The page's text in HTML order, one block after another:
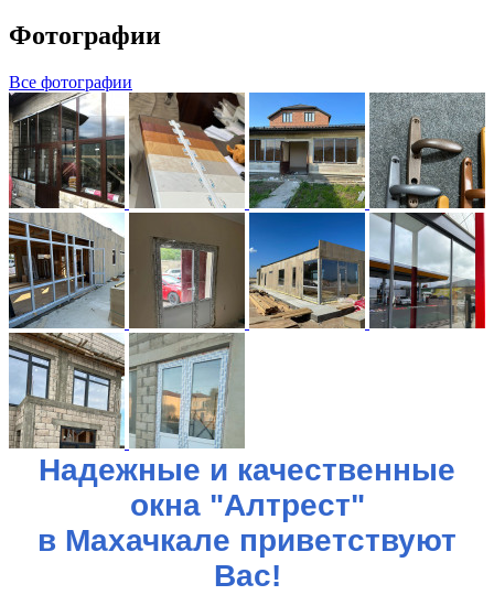
Фотографии
Все фотографии
Надежные и качественные
окна "Алтрест"
в Махачкале приветствуют
Вас!